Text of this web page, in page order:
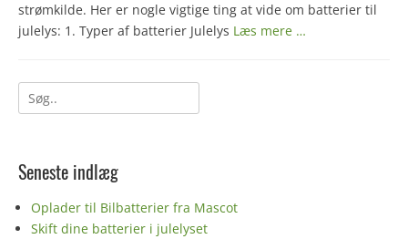
strømkilde. Her er nogle vigtige ting at vide om batterier til
julelys: 1. Typer af batterier Julelys Læs mere …
Søg
efter:
Seneste indlæg
Oplader til Bilbatterier fra Mascot
Skift dine batterier i julelyset